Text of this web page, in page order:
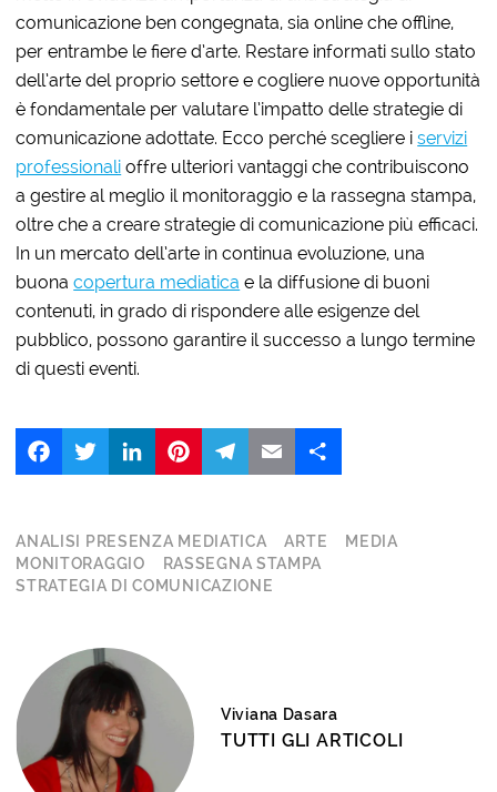
comunicazione ben congegnata, sia online che offline,
per entrambe le fiere d’arte. Restare informati sullo stato
dell’arte del proprio settore e cogliere nuove opportunità
è fondamentale per valutare l’impatto delle strategie di
comunicazione adottate. Ecco perché scegliere iservizi
professionali offre ulteriori vantaggi che contribuiscono
a gestire al meglio il monitoraggio e la rassegna stampa,
oltre che a creare strategie di comunicazione più efficaci.
In un mercato dell’arte in continua evoluzione, una
buonacopertura mediatica e la diffusione di buoni
contenuti, in grado di rispondere alle esigenze del
pubblico, possono garantire il successo a lungo termine
di questi eventi.
FacebookTwitter LinkedIn
ANALISI PRESENZA MEDIATICA ARTE
MEDIA
MONITORAGGIO
RASSEGNA STAMPA
STRATEGIA DI COMUNICAZIONE
Viviana Dasara
TUTTI GLI ARTICOLI